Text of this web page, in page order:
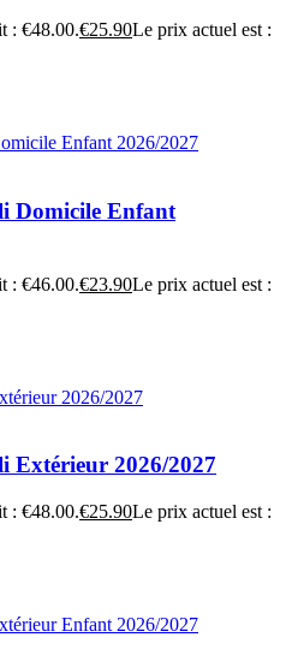
: €48.00.€25.90Le prix actuel est :
Domicile Enfant
: €46.00.€23.90Le prix actuel est :
Extérieur 2026/2027
: €48.00.€25.90Le prix actuel est :